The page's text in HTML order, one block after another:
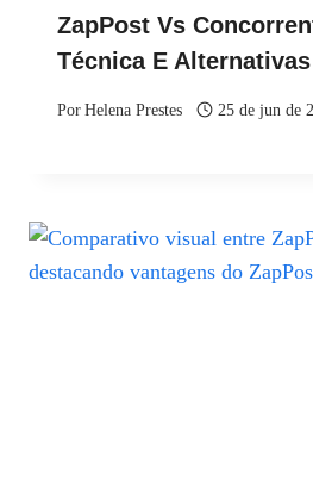
ZapPost Vs
Técnica E Alternativas
PorHelena Prestes 25 de jun de